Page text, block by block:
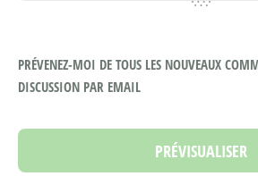
PRÉVENEZ-MOI DE TOUS LES NOUVEAUX
DISCUSSION PAR EMAIL